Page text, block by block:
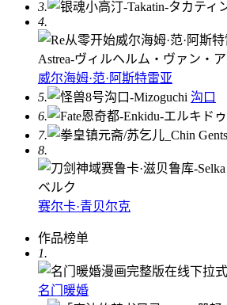
3.
4.
威尔海姆·范·阿斯特雷亚
5.
沟口
6.
7.
8.
赛尔卡·青贝尔克
作品榜单
1.
名门暖婚